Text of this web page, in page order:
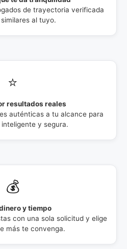
de trayectoria verificada
al tuyo.
⭐
resultados reales
auténticas a tu alcance para
y segura.
💰
y tiempo
con una sola solicitud y elige
más te convenga.